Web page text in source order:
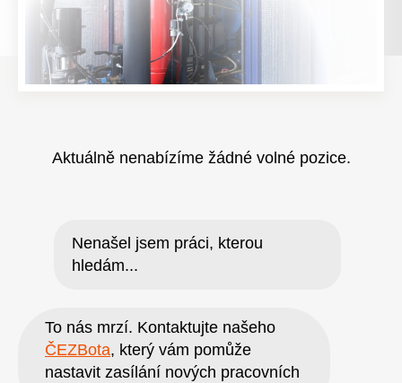
Aktuálně nenabízíme žádné volné pozice.
Nenašel jsem práci, kterou
hledám...
To nás mrzí. Kontaktujte našeho
ČEZBota, který vám pomůže
nastavit zasílání nových pracovních